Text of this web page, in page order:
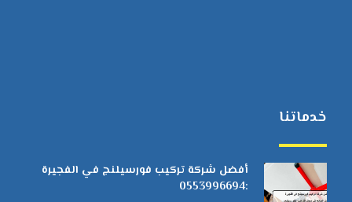
خدماتنا
أفضل شركة تركيب فورسيلنج في الفجيرة
:0553996694